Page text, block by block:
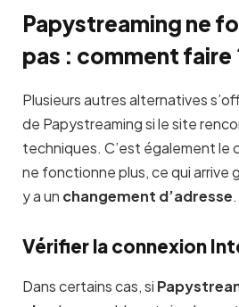
Papystreaming ne
pas : comment faire
Plusieurs autres alternatives
de Papystreaming si le site
techniques. C’est également le
ne fonctionne plus, ce qui arrive
y a un changement d’adresse.
Vérifier la connexion
Dans certains cas, si